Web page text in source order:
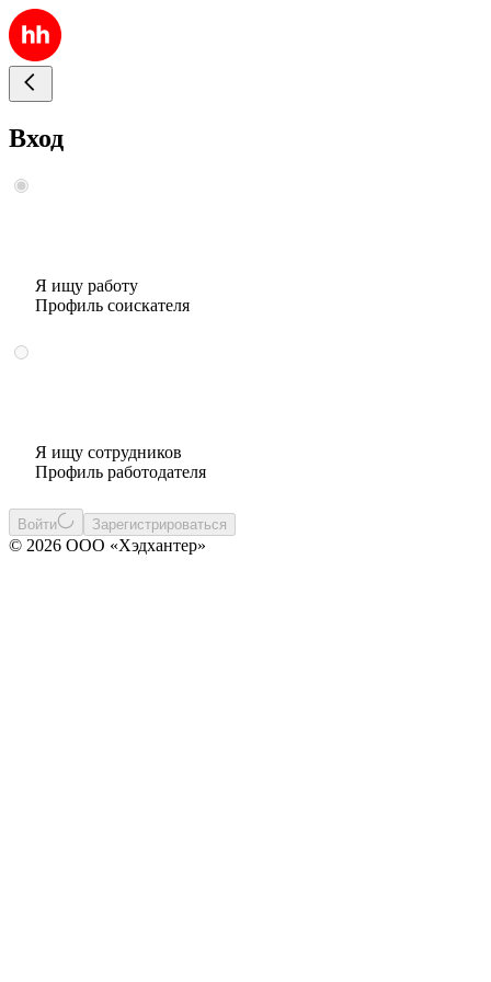
Вход
Я ищу работу
Профиль соискателя
Я ищу сотрудников
Профиль работодателя
Войти Зарегистрироваться
© 2026 ООО «Хэдхантер»